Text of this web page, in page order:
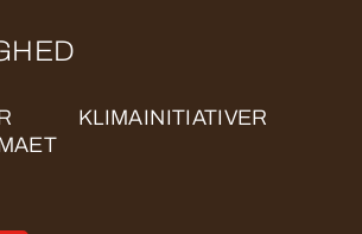
KLIMAINITIATIVER